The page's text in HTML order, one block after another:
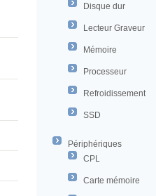
Disque dur
Lecteur Graveur
Mémoire
Processeur
Refroidissement
SSD
Périphériques
CPL
Carte mémoire